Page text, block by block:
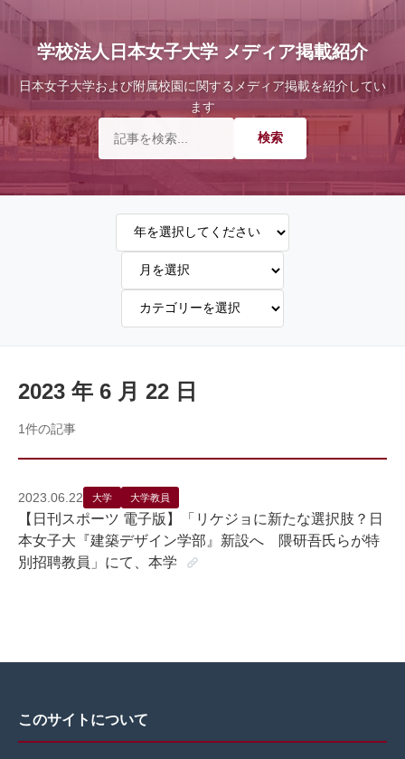
学校法人日本女子大学 メディア掲載紹介
日本女子大学および附属校園に関するメディア掲載を紹介してい
ます
2023 年 6 月 22 日
1件の記事
2023.06.22 大学 大学教員
【日刊スポーツ 電子版】「リケジョに新たな選択肢？日
本女子大『建築デザイン学部』新設へ 隈研吾氏らが特
別招聘教員」にて、本学
このサイトについて